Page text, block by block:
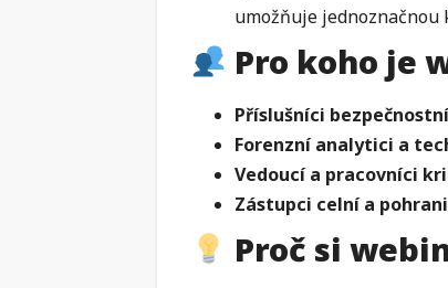
umožňuje jednoznačnou
Pro koho je
Příslušníci
Forenzní analytici a
Vedoucí a pracovníci
Zástupci celní a
Proč si